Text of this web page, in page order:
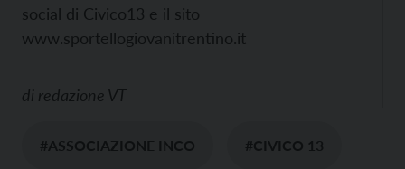
social di Civico13 e il sito
www.sportellogiovanitrentino.it
di redazione VT
#ASSOCIAZIONE INCO #CIVICO 13